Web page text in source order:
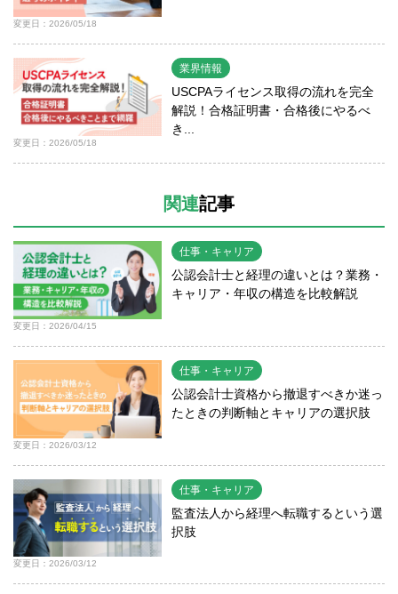
変更日：2026/05/18
変更日：2026/05/18
業界情報
USCPAライセンス取得の流れを完全
解説！合格証明書・合格後にやるべ
き...
関連記事
変更日：2026/04/15
仕事・キャリア
公認会計士と経理の違いとは？業務・
キャリア・年収の構造を比較解説
変更日：2026/03/12
仕事・キャリア
公認会計士資格から撤退すべきか迷っ
たときの判断軸とキャリアの選択肢
変更日：2026/03/12
仕事・キャリア
監査法人から経理へ転職するという選
択肢